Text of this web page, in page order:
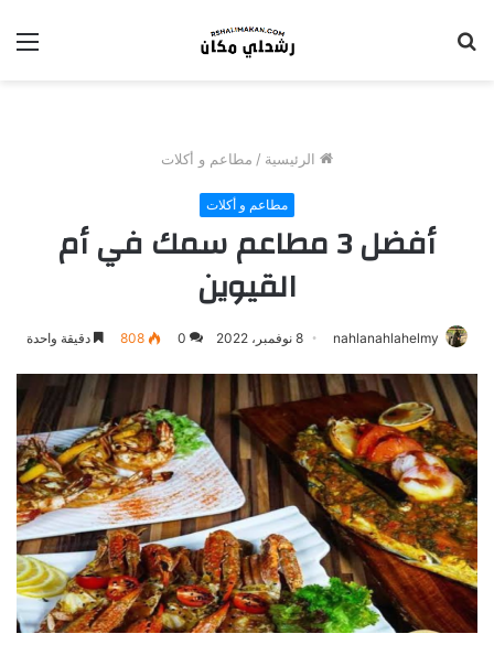
الرئيسية / مطاعم و أكلات
مطاعم و أكلات
أفضل 3 مطاعم سمك في أم
القيوين
nahlanahlahelmy 8 نوفمبر، 2022 0
808 دقيقة واحدة